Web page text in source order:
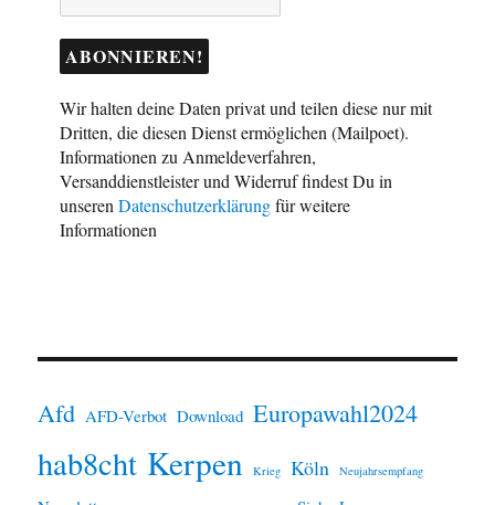
Wir halten deine Daten privat und teilen diese nur mit
Dritten, die diesen Dienst ermöglichen (Mailpoet).
Informationen zu Anmeldeverfahren,
Versanddienstleister und Widerruf findest Du in
unserenDatenschutzerklärungfür weitere
Informationen
Afd AFD-Verbot Download Europawahl2024
hab8cht Kerpen Krieg Köln Neujahrsempfang